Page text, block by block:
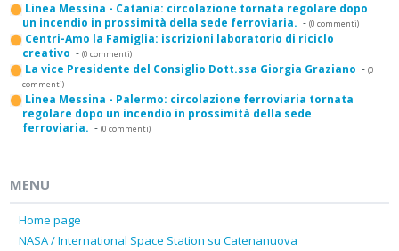
Linea Messina - Catania: circolazione tornata regolare dopo
un incendio in prossimità della sede ferroviaria. - (0 commenti)
Centri-Amo la Famiglia: iscrizioni laboratorio di riciclo
creativo - (0 commenti)
La vice Presidente del Consiglio Dott.ssa Giorgia Graziano - (0
commenti)
Linea Messina - Palermo: circolazione ferroviaria tornata
regolare dopo un incendio in prossimità della sede
ferroviaria. - (0 commenti)
MENU
Home page
NASA / International Space Station su Catenanuova